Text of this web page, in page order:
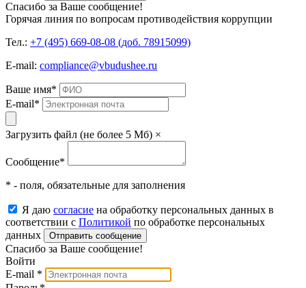
Спасибо за Ваше сообщение!
Горячая линия по вопросам противодействия коррупции
Тел.: +7 (495) 669-08-08 (доб. 78915099)
E-mail: compliance@vbudushee.ru
Ваше имя*
E-mail*
Загрузить файл (не более 5 Мб) ×
Сообщение*
* - поля, обязательные для заполнения
Я даю согласие на обработку персональных данных в
соответствии с Политикой по обработке персональных
данных
Отправить сообщение
Спасибо за Ваше сообщение!
Войти
E-mail *